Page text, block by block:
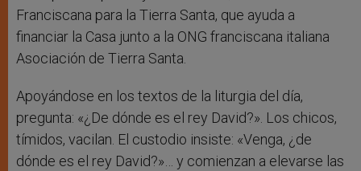
Franciscana para la Tierra Santa, que ayuda a
financiar la Casa junto a la ONG franciscana italiana
Asociación de Tierra Santa.
Apoyándose en los textos de la liturgia del día,
pregunta: «¿De dónde es el rey David?». Los chicos,
tímidos, vacilan. El custodio insiste: «Venga, ¿de
dónde es el rey David?»… y comienzan a elevarse las